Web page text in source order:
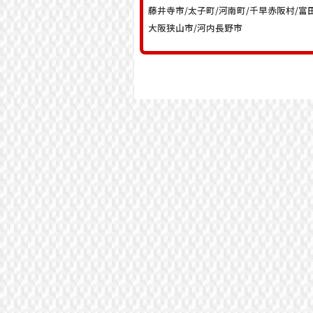
藤井寺市/太子町/河南町/千早赤阪村/富
大阪狭山市/河内長野市